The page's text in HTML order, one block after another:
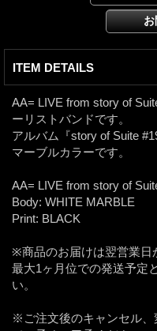
ITEM DETAILS
AA= LIVE from story of
ーリストバンドです。
アルバム『story of Suite
マーブルカラーです。
AA= LIVE from story of
Body: WHITE MARBLE
Print: BLACK
※商品のお届けは翌営業日
最大1ヶ月位での発送予定
い。
※ご注文後のキャンセル